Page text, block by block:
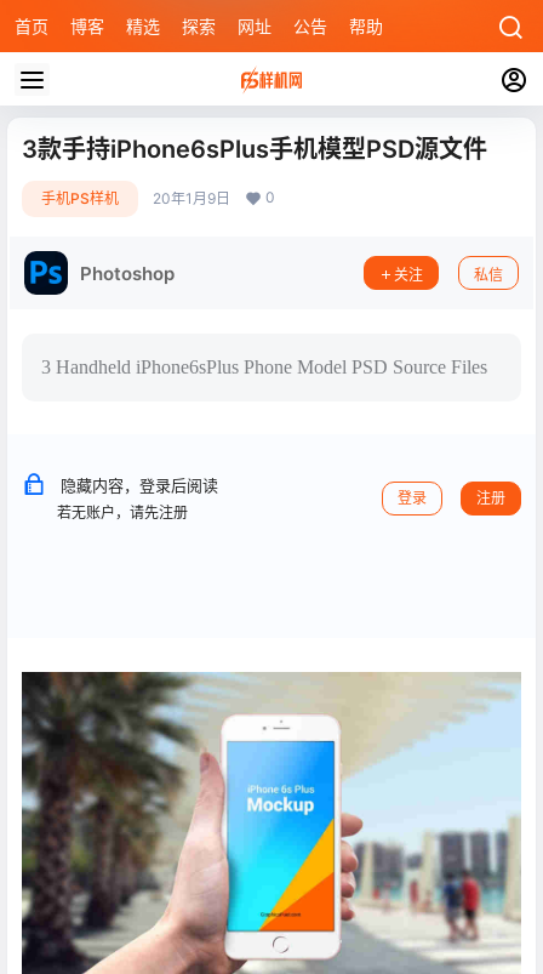
首页 博客 精选 探索 网址 公告 帮助
3款手持iPhone6sPlus手机模型PSD源文件
手机PS样机 20年1月9日 0
Photoshop 关注 私信
3 Handheld iPhone6sPlus Phone Model PSD Source Files
隐藏内容，登录后阅读
若无账户，请先注册
登录 注册